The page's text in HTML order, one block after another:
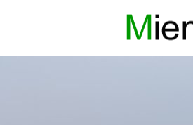
inhoud